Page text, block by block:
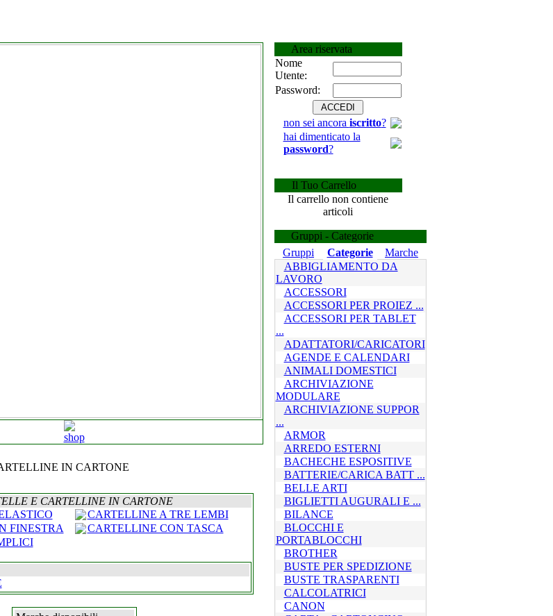
IN CARTONE
E CARTELLINE IN CARTONE
CARTELLINE A TRE LEMBI
FINESTRA
CARTELLINE CON TASCA
Area riservata
Nome
Utente:
Password:
non sei ancora iscritto?
hai dimenticato la
password?
Il Tuo Carrello
Il carrello non contiene
articoli
Gruppi - Categorie
Gruppi
Categorie
Marche
ABBIGLIAMENTO DA
LAVORO
ACCESSORI
ACCESSORI PER PROIEZ ...
ACCESSORI PER TABLET
...
ADATTATORI/CARICATORI
AGENDE E CALENDARI
ANIMALI DOMESTICI
ARCHIVIAZIONE
MODULARE
ARCHIVIAZIONE SUPPOR
...
ARMOR
ARREDO ESTERNI
BACHECHE ESPOSITIVE
BATTERIE/CARICA BATT ...
BELLE ARTI
BIGLIETTI AUGURALI E ...
BILANCE
BLOCCHI E
PORTABLOCCHI
BROTHER
BUSTE PER SPEDIZIONE
BUSTE TRASPARENTI
CALCOLATRICI
CANON